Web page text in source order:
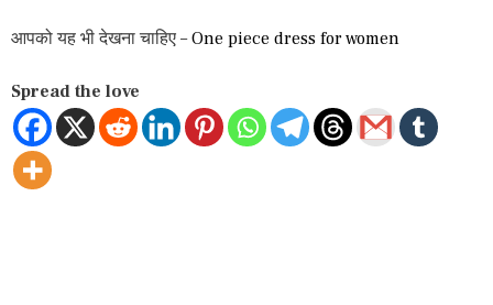
आपको यह भी देखना चाहिए –One piece dress for women
Spread the love